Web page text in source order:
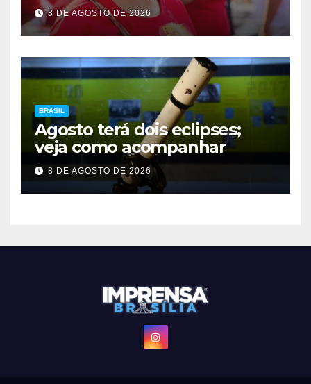
8 DE AGOSTO DE 2026
BRASIL
Agosto terá dois eclipses;
veja como acompanhar
8 DE AGOSTO DE 2026